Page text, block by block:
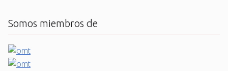
Somos miembros de